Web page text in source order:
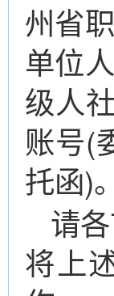
州省
单位
级人
账号(
托函)。
请
将上